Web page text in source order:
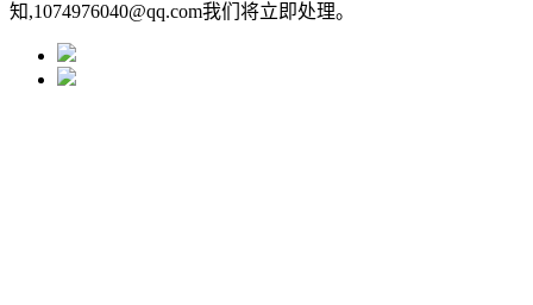
知,1074976040@qq.com我们将立即处理。